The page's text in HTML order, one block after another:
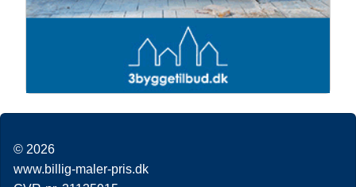
© 2026
www.billig-maler-pris.dk